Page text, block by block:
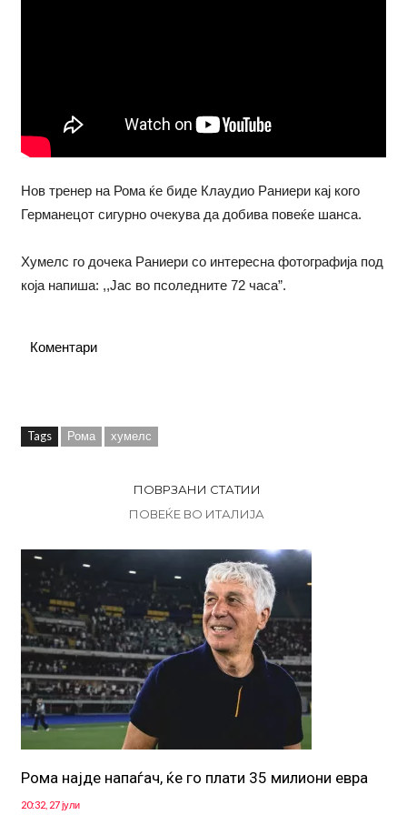
Нов тренер на Рома ќе биде Клаудио Раниери кај кого
Германецот сигурно очекува да добива повеќе шанса.
Хумелс го дочека Раниери со интересна фотографија под
која напиша: ,,Јас во псоледните 72 часа”.
Коментари
Tags Рома хумелс
ПОВРЗАНИ СТАТИИ
ПОВЕЌЕ ВО ИТАЛИЈА
Рома најде напаѓач, ќе го плати 35 милиони евра
20:32, 27 јули